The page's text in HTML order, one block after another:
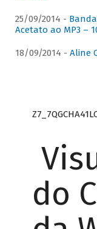
25/09/2014 -
Acetato ao MP3 –
18/09/2014 - Aline
do